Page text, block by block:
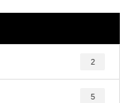
2
5